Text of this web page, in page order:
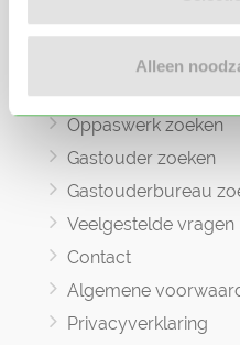
Alleen
Informatie
Oppas zoeken
Oppaswerk zoeken
Gastouder zoeken
Gastouderbureau
Veelgestelde vragen
Contact
Algemene
Privacyverklaring